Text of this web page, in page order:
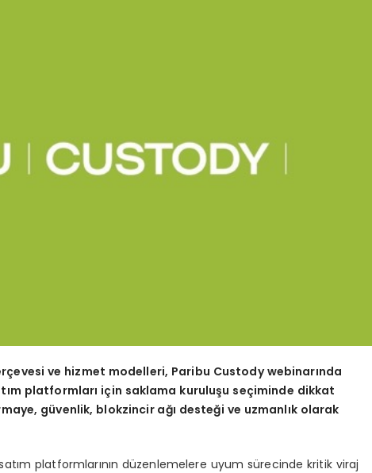
ve hizmet modelleri, Paribu Custody webinarında
platformları için saklama kuruluşu seçiminde dikkat
güvenlik, blokzincir ağı desteği ve uzmanlık olarak
platformlarının düzenlemelere uyum sürecinde kritik viraj